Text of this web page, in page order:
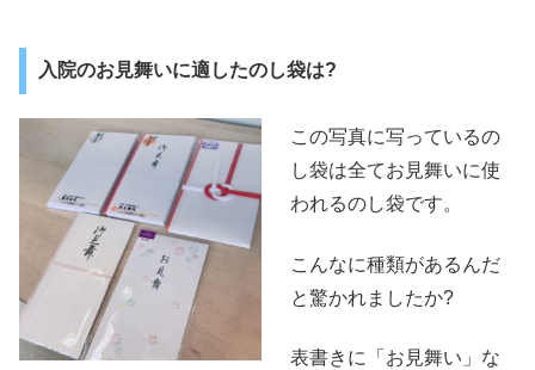
入院のお見舞いに適したのし袋は?
この写真に写っているの
し袋は全てお見舞いに使
われるのし袋です。
こんなに種類があるんだ
と驚かれましたか?
表書きに「お見舞い」な